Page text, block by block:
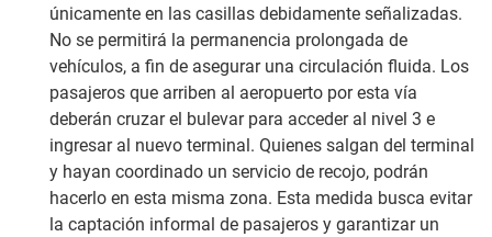
únicamente en las casillas debidamente señalizadas.
No se permitirá la permanencia prolongada de
vehículos, a fin de asegurar una circulación fluida. Los
pasajeros que arriben al aeropuerto por esta vía
deberán cruzar el bulevar para acceder al nivel 3 e
ingresar al nuevo terminal. Quienes salgan del terminal
y hayan coordinado un servicio de recojo, podrán
hacerlo en esta misma zona. Esta medida busca evitar
la captación informal de pasajeros y garantizar un